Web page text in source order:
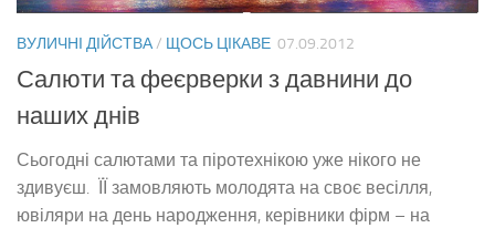
ВУЛИЧНІ ДІЙСТВА/ ЩОСЬ ЦІКАВЕ 07.09.2012
Салюти та феєрверки з давнини до
наших днів
Сьогодні салютами та піротехнікою уже нікого не
здивуєш. ЇЇ замовляють молодята на своє весілля,
ювіляри на день народження, керівники фірм – на